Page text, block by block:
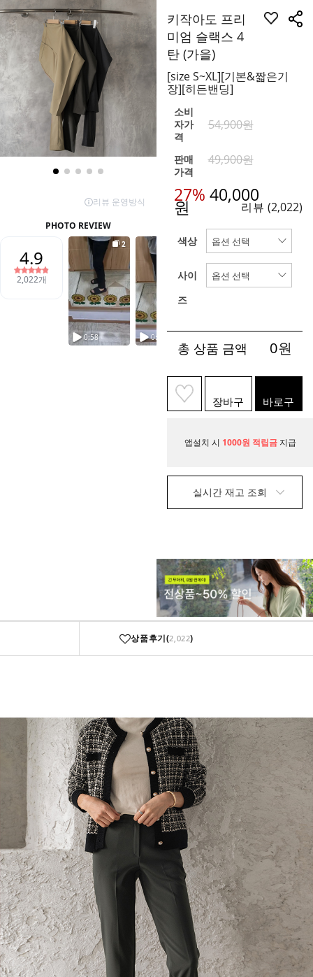
키작아도 프리
미엄 슬랙스 4
탄 (가을)
[size S~XL][기본&짧은기
장][히든밴딩]
소비
자가
격
54,900원
판매
가격
49,900원
27% 40,000
원 리뷰 (2,022)
색상
사이
즈
총 상품 금액 0원
장바구
니
바로구
매
앱설치 시 1000원 적립금 지급
실시간 재고 조회
상품후기(2,022)